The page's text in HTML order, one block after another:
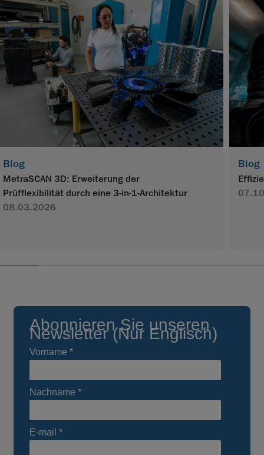
Blog
MetraSCAN 3D: Erweiterung der
Prüfflexibilität durch eine 3-in-1-Architektur
08.03.2026
Blog